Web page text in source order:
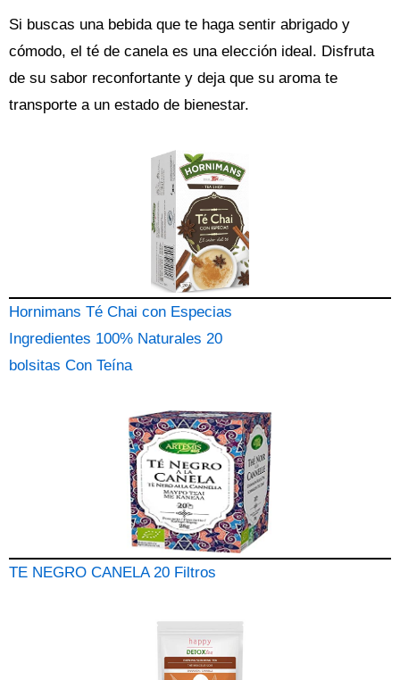
Si buscas una bebida que te haga sentir abrigado y
cómodo, el té de canela es una elección ideal. Disfruta
de su sabor reconfortante y deja que su aroma te
transporte a un estado de bienestar.
Hornimans Té Chai con Especias
Ingredientes 100% Naturales 20
bolsitas Con Teína
TE NEGRO CANELA 20 Filtros